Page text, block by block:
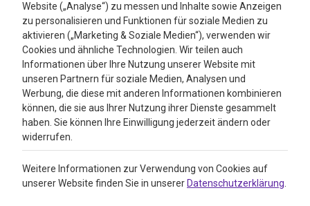
Bewertungen
4.3
Google Reviews
Website („Analyse“) zu messen und Inhalte sowie Anzeigen
zu personalisieren und Funktionen für soziale Medien zu
aktivieren („Marketing & Soziale Medien“), verwenden wir
Cookies und ähnliche Technologien. Wir teilen auch
Informationen über Ihre Nutzung unserer Website mit
unseren Partnern für soziale Medien, Analysen und
Werbung, die diese mit anderen Informationen kombinieren
können, die sie aus Ihrer Nutzung ihrer Dienste gesammelt
haben. Sie können Ihre Einwilligung jederzeit ändern oder
widerrufen.
Weitere Informationen zur Verwendung von Cookies auf
unserer Website finden Sie in unserer Datenschutzerklärung